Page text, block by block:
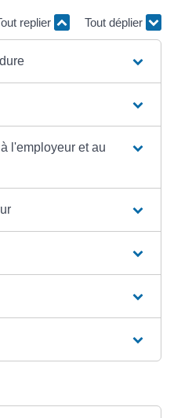
replier Tout déplier
l'employeur et au